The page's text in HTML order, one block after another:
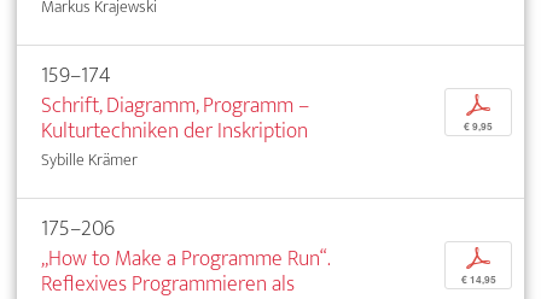
Markus Krajewski
159–174
Schrift, Diagramm, Programm –
Kulturtechniken der Inskription
Sybille Krämer
p
€ 9,95
175–206
„How to Make a Programme Run“.
Reflexives Programmieren als
p
€ 14,95